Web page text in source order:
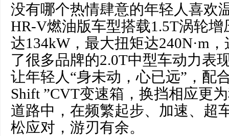
没有哪个热情肆意的年轻人喜欢
HR-V燃油版车型搭载1.5T涡轮
达134kW，最大扭矩达240N·m
了很多品牌的2.0T中型车动力表
让年轻人“身未动，心已远”，配
Shift ”CVT变速箱，换挡相应更
道路中，在频繁起步、加速、超
松应对，游刃有余。